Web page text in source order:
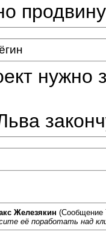
нужно
Железякин (Сообщение
её поработать над